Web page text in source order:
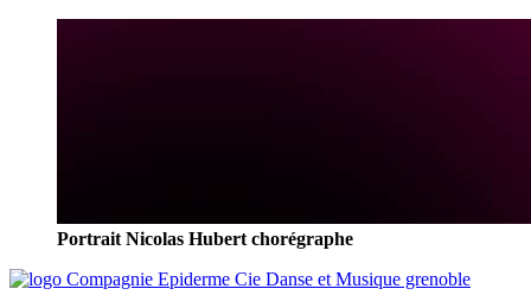
Portrait Nicolas Hubert chorégraphe